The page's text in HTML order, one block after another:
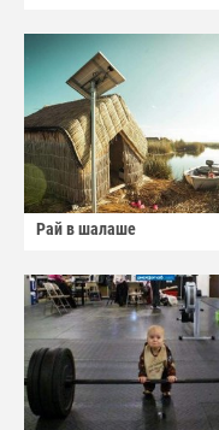
Рай в шалаше